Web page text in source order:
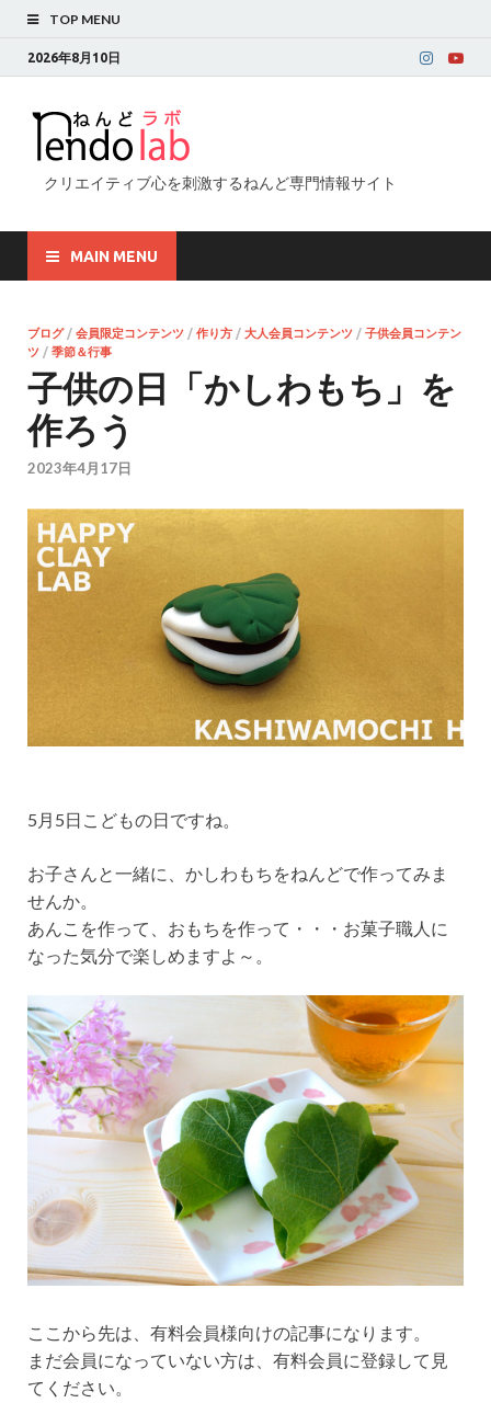
TOP MENU
2026年8月10日
クリエイティブ心を刺激するねんど専門情報サイト
MAIN MENU
ブログ/ 会員限定コンテンツ / 作り方 / 大人会員コンテンツ / 子供会員コンテン
ツ / 季節＆行事
子供の日「かしわもち」を
作ろう
2023年4月17日
5月5日こどもの日ですね。
お子さんと一緒に、かしわもちをねんどで作ってみま
せんか。
あんこを作って、おもちを作って・・・お菓子職人に
なった気分で楽しめますよ～。
ここから先は、有料会員様向けの記事になります。
まだ会員になっていない方は、有料会員に登録して見
てください。